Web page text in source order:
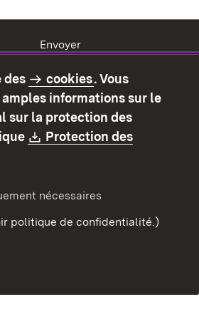
Envoyer
Déclaration sur
l'accessibilité
Signaler un lien brisé
des cookies. Vous
informations sur le
sur la protection des
Download:
Protection des
nécessaires
politique de confidentialité.)